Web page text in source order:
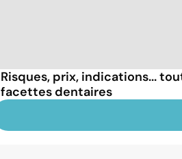
Risques, prix, indications...
facettes dentaires